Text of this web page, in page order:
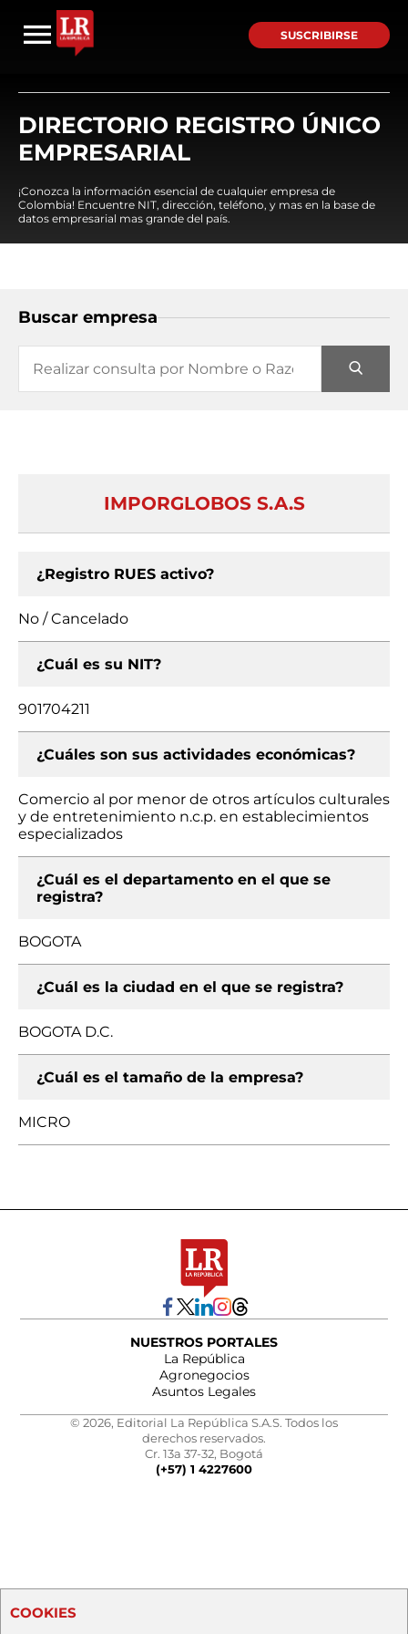
SUSCRIBIRSE
DIRECTORIO REGISTRO ÚNICO
EMPRESARIAL
¡Conozca la información esencial de cualquier empresa de
Colombia! Encuentre NIT, dirección, teléfono, y mas en la base de
datos empresarial mas grande del país.
Buscar empresa
IMPORGLOBOS S.A.S
¿Registro RUES activo?
No / Cancelado
¿Cuál es su NIT?
901704211
¿Cuáles son sus actividades económicas?
Comercio al por menor de otros artículos culturales
y de entretenimiento n.c.p. en establecimientos
especializados
¿Cuál es el departamento en el que se
registra?
BOGOTA
¿Cuál es la ciudad en el que se registra?
BOGOTA D.C.
¿Cuál es el tamaño de la empresa?
MICRO
NUESTROS PORTALES
La República
Agronegocios
Asuntos Legales
© 2026, Editorial La República S.A.S. Todos los
derechos reservados.
Cr. 13a 37-32, Bogotá
(+57) 1 4227600
COOKIES